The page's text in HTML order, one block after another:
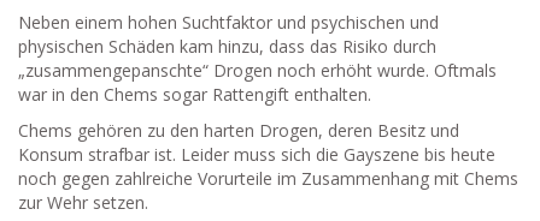
Neben einem hohen Suchtfaktor und psychischen und
physischen Schäden kam hinzu, dass das Risiko durch
„zusammengepanschte“ Drogen noch erhöht wurde. Oftmals
war in den Chems sogar Rattengift enthalten.
Chems gehören zu den harten Drogen, deren Besitz und
Konsum strafbar ist. Leider muss sich die Gayszene bis heute
noch gegen zahlreiche Vorurteile im Zusammenhang mit Chems
zur Wehr setzen.